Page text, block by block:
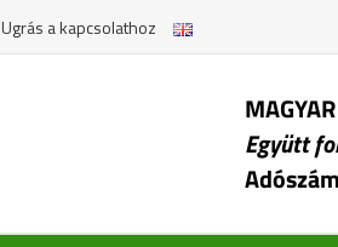
Ugrás a kapcsolathoz
Együtt